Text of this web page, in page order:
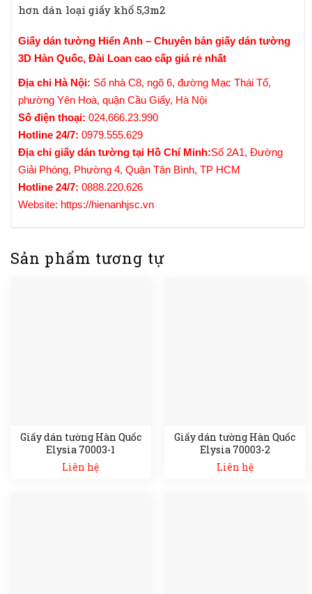
hơn dán loại giấy khổ 5,3m2
Giấy dán tường Hiển Anh – Chuyên bán giấy dán tường
3D Hàn Quốc, Đài Loan cao cấp giá rẻ nhất
Địa chỉ Hà Nội: Số nhà C8, ngõ 6, đường Mạc Thái Tổ,
phường Yên Hoà, quận Cầu Giấy, Hà Nội
Số điện thoại: 024.666.23.990
Hotline 24/7: 0979.555.629
Địa chỉ giấy dán tường tại Hồ Chí Minh:Số 2A1, Đường
Giải Phóng, Phường 4, Quận Tân Bình, TP HCM
Hotline 24/7: 0888.220.626
Website: https://hienanhjsc.vn
Sản phẩm tương tự
Giấy dán tường Hàn Quốc
Elysia 70003-1
Liên hệ
Giấy dán tường Hàn Quốc
Elysia 70003-2
Liên hệ